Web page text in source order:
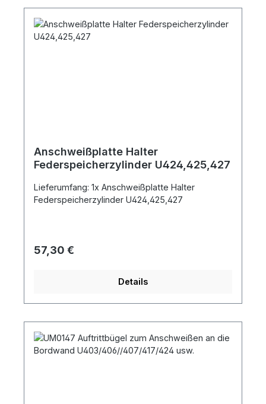
Anschweißplatte Halter
Federspeicherzylinder U424,425,427
Lieferumfang: 1x Anschweißplatte Halter
Federspeicherzylinder U424,425,427
Regulärer Preis:
57,30 €
Details